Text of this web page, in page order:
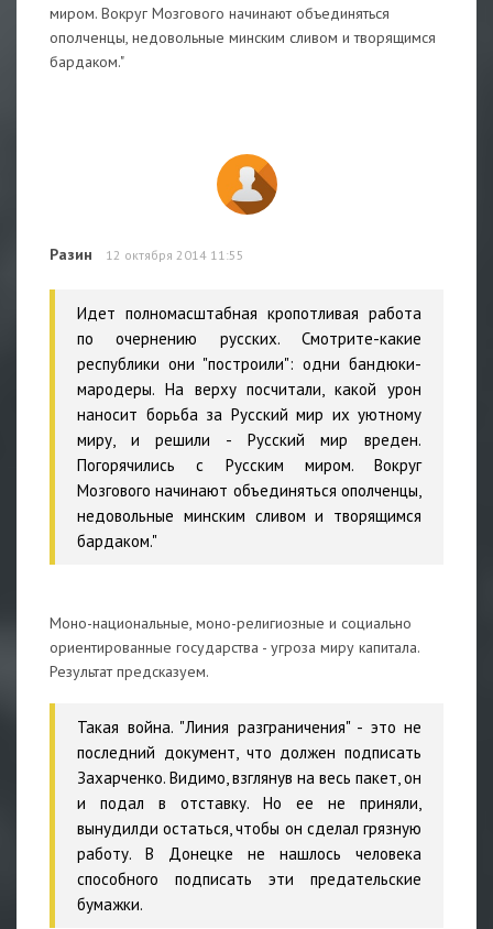
миром. Вокруг Мозгового начинают объединяться
ополченцы, недовольные минским сливом и творящимся
бардаком."
Разин 12 октября 2014 11:55
Идет полномасштабная кропотливая работа
по очернению русских. Смотрите-какие
республики они "построили": одни бандюки-
мародеры. На верху посчитали, какой урон
наносит борьба за Русский мир их уютному
миру, и решили - Русский мир вреден.
Погорячились с Русским миром. Вокруг
Мозгового начинают объединяться ополченцы,
недовольные минским сливом и творящимся
бардаком."
Моно-национальные, моно-религиозные и социально
ориентированные государства - угроза миру капитала.
Результат предсказуем.
Такая война. "Линия разграничения" - это не
последний документ, что должен подписать
Захарченко. Видимо, взглянув на весь пакет, он
и подал в отставку. Но ее не приняли,
вынудилди остаться, чтобы он сделал грязную
работу. В Донецке не нашлось человека
способного подписать эти предательские
бумажки.